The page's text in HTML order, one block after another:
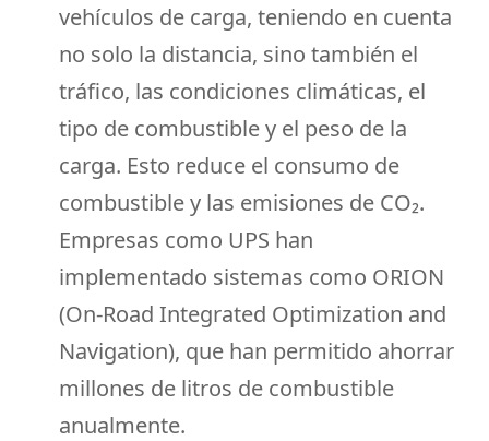
vehículos de carga, teniendo en cuenta
no solo la distancia, sino también el
tráfico, las condiciones climáticas, el
tipo de combustible y el peso de la
carga. Esto reduce el consumo de
combustible y las emisiones de CO₂.
Empresas como UPS han
implementado sistemas como ORION
(On-Road Integrated Optimization and
Navigation), que han permitido ahorrar
millones de litros de combustible
anualmente.